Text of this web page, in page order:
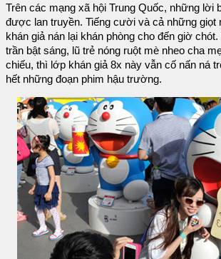
Trên các mạng xã hội Trung Quốc, những lời
được lan truyền. Tiếng cười và cả những
khán giả nán lại khán phòng cho đến giờ
trần bật sáng, lũ trẻ nóng ruột mè nheo cha
chiếu, thì lớp khán giả 8x này vẫn cố nấn ná
hết những đoạn phim hậu trường.